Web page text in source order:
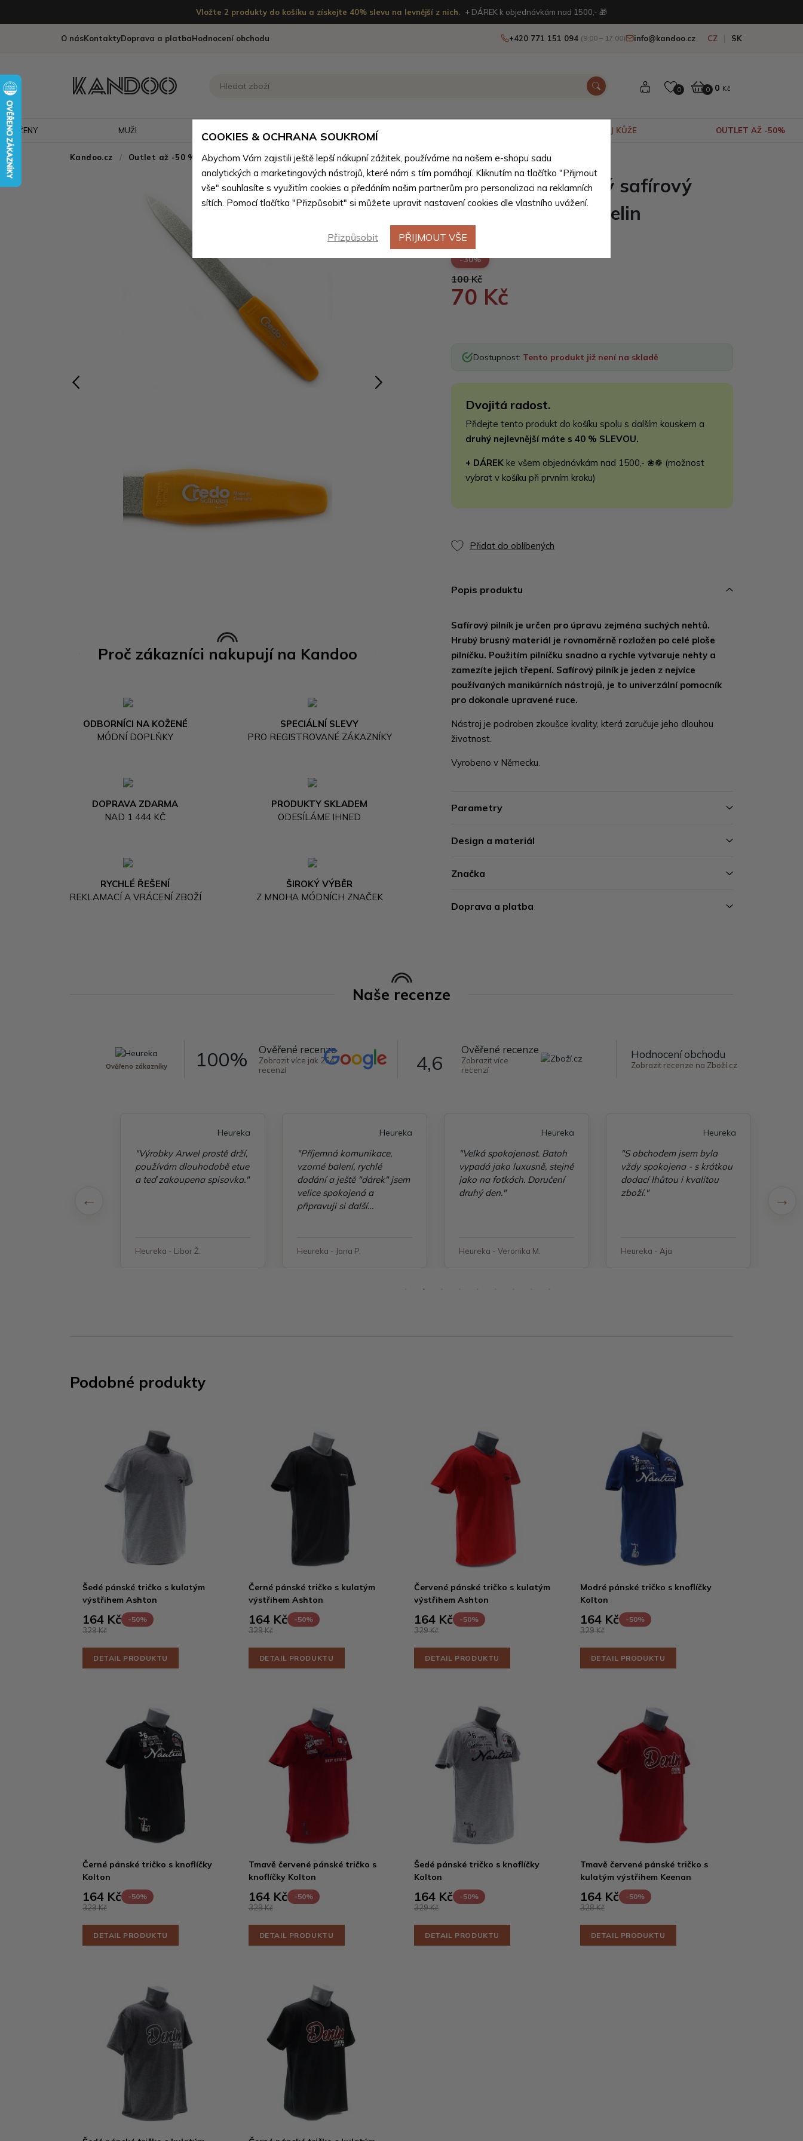
Vložte 2 produkty do košíku a získejte 40% slevu na levnější z nich. + DÁREK k objednávkám nad 1500,- 🎁
O násKontaktyDoprava a platbaHodnocení obchodu +420 771 151 094 (9:00 – 17:00) info@kandoo.cz CZ SK
0 0 0 Kč
ŽENY MUŽI VÝPRODEJ KŮŽE OUTLET AŽ -50%
Kandoo.cz Outlet až -50 % - doprodej nekoženého zboží
Proč zákazníci nakupují na Kandoo
ODBORNÍCI NA KOŽENÉ
MÓDNÍ DOPLŇKY
SPECIÁLNÍ SLEVY
PRO REGISTROVANÉ ZÁKAZNÍKY
DOPRAVA ZDARMA
NAD 1 444 KČ
PRODUKTY SKLADEM
ODESÍLÁME IHNED
RYCHLÉ ŘEŠENÍ
REKLAMACÍ A VRÁCENÍ ZBOŽÍ
ŠIROKÝ VÝBĚR
Z MNOHA MÓDNÍCH ZNAČEK
Žlutý oboustranný safírový
pilník Solingen Abelin
-30%
100 Kč
70 Kč
Dostupnost: Tento produkt již není na skladě
Dvojitá radost.
Přidejte tento produkt do košíku spolu s dalším kouskem a
druhý nejlevnější máte s 40 % SLEVOU.
+ DÁREK ke všem objednávkám nad 1500,- ❀❁ (možnost
vybrat v košíku při prvním kroku)
Přidat do oblíbených
Popis produktu
Safírový pilník je určen pro úpravu zejména suchých nehtů.
Hrubý brusný materiál je rovnoměrně rozložen po celé ploše
pilníčku. Použitím pilníčku snadno a rychle vytvaruje nehty a
zamezíte jejich třepení. Safírový pilník je jeden z nejvíce
používaných manikúrních nástrojů, je to univerzální pomocník
pro dokonale upravené ruce.
Nástroj je podroben zkoušce kvality, která zaručuje jeho dlouhou
životnost.
Vyrobeno v Německu.
Parametry
Design a materiál
Značka
Doprava a platba
Naše recenze
Ověřeno zákazníky 100% Ověřené recenze
Zobrazit více jak 264
recenzí
4,6
Ověřené recenze
Zobrazit více
recenzí
Hodnocení obchodu
Zobrazit recenze na Zboží.cz
Heureka
"Výrobky Arwel prostě drží,
používám dlouhodobě etue
a teď zakoupena spisovka."
Heureka - Libor Ž.
Heureka
"Příjemná komunikace,
vzorné balení, rychlé
dodání a ještě "dárek" jsem
velice spokojená a
připravuji si další
Heureka - Jana P.
Heureka
"Velká spokojenost. Batoh
vypadá jako luxusně, stejně
jako na fotkách. Doručení
druhý den."
Heureka - Veronika M.
Heureka
"S obchodem jsem byla
vždy spokojena - s krátkou
dodací lhůtou i kvalitou
zboží."
Heureka - Aja
Podobné produkty
Šedé pánské tričko s kulatým
výstřihem Ashton
164 Kč -50%
329 Kč
DETAIL PRODUKTU
Černé pánské tričko s kulatým
výstřihem Ashton
164 Kč -50%
329 Kč
DETAIL PRODUKTU
Červené pánské tričko s kulatým
výstřihem Ashton
164 Kč -50%
329 Kč
DETAIL PRODUKTU
Modré pánské tričko s knoflíčky
Kolton
164 Kč -50%
329 Kč
DETAIL PRODUKTU
Černé pánské tričko s knoflíčky
Kolton
164 Kč -50%
329 Kč
DETAIL PRODUKTU
Tmavě červené pánské tričko s
knoflíčky Kolton
164 Kč -50%
329 Kč
DETAIL PRODUKTU
Šedé pánské tričko s knoflíčky
Kolton
164 Kč -50%
329 Kč
DETAIL PRODUKTU
Tmavě červené pánské tričko s
kulatým výstřihem Keenan
164 Kč -50%
328 Kč
DETAIL PRODUKTU
COOKIES & OCHRANA SOUKROMÍ
Abychom Vám zajistili ještě lepší nákupní zážitek, používáme na našem e-shopu sadu
analytických a marketingových nástrojů, které nám s tím pomáhají. Kliknutím na tlačítko "Přijmout
vše" souhlasíte s využitím cookies a předáním našim partnerům pro personalizaci na reklamních
sítích. Pomocí tlačítka "Přizpůsobit" si můžete upravit nastavení cookies dle vlastního uvážení.
Přizpůsobit PŘIJMOUT VŠE